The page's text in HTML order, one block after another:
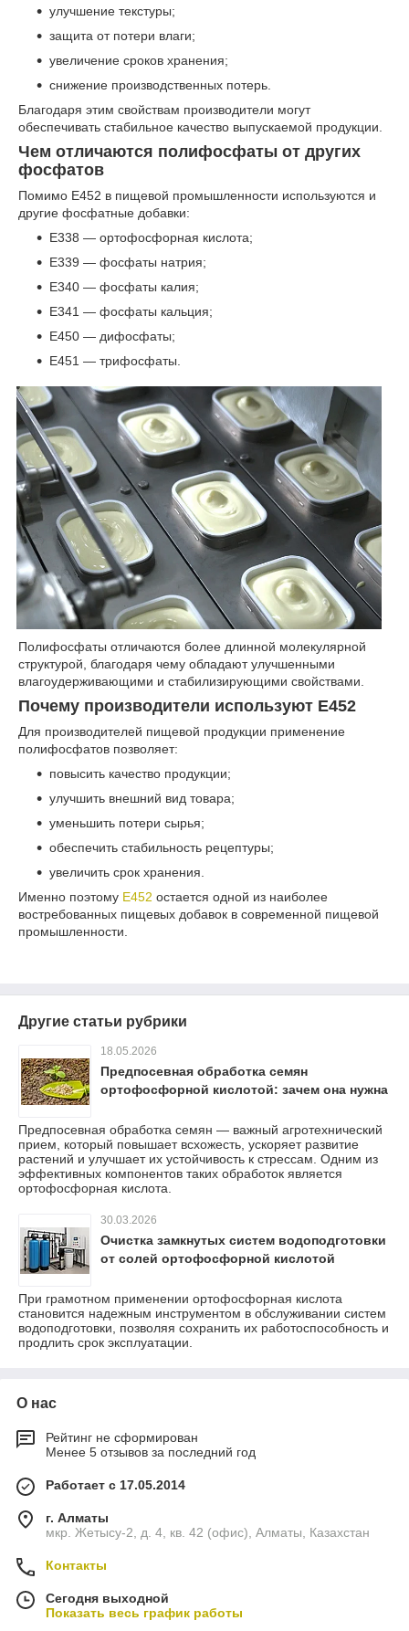
улучшение текстуры;
защита от потери влаги;
увеличение сроков хранения;
снижение производственных потерь.
Благодаря этим свойствам производители могут
обеспечивать стабильное качество выпускаемой продукции.
Чем отличаются полифосфаты от других
фосфатов
Помимо Е452 в пищевой промышленности используются и
другие фосфатные добавки:
Е338 — ортофосфорная кислота;
Е339 — фосфаты натрия;
Е340 — фосфаты калия;
Е341 — фосфаты кальция;
Е450 — дифосфаты;
Е451 — трифосфаты.
Полифосфаты отличаются более длинной молекулярной
структурой, благодаря чему обладают улучшенными
влагоудерживающими и стабилизирующими свойствами.
Почему производители используют Е452
Для производителей пищевой продукции применение
полифосфатов позволяет:
повысить качество продукции;
улучшить внешний вид товара;
уменьшить потери сырья;
обеспечить стабильность рецептуры;
увеличить срок хранения.
Именно поэтому Е452 остается одной из наиболее
востребованных пищевых добавок в современной пищевой
промышленности.
Другие статьи рубрики
18.05.2026
Предпосевная обработка семян
ортофосфорной кислотой: зачем она нужна
Предпосевная обработка семян — важный агротехнический
прием, который повышает всхожесть, ускоряет развитие
растений и улучшает их устойчивость к стрессам. Одним из
эффективных компонентов таких обработок является
ортофосфорная кислота.
30.03.2026
Очистка замкнутых систем водоподготовки
от солей ортофосфорной кислотой
При грамотном применении ортофосфорная кислота
становится надежным инструментом в обслуживании систем
водоподготовки, позволяя сохранить их работоспособность и
продлить срок эксплуатации.
О нас
Рейтинг не сформирован
Менее 5 отзывов за последний год
Работает с 17.05.2014
г. Алматы
мкр. Жетысу-2, д. 4, кв. 42 (офис), Алматы, Казахстан
Контакты
Сегодня выходной
Показать весь график работы